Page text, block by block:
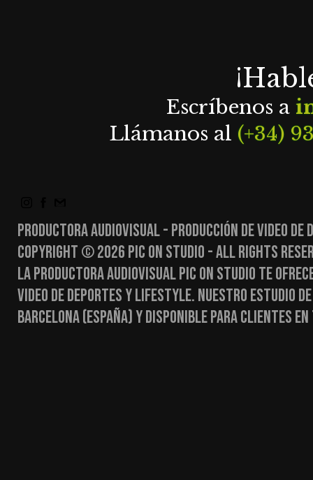
Escríbenos a
Llámanos al (+34)
PRODUCTORA AUDIOVISUAL - PRODUCCIÓN DE VIDEO
COPYRIGHT © 2026 PIC ON STUDIO - ALL RIGHTS
LA PRODUCTORA AUDIOVISUAL PIC ON STUDIO TE
VIDEO DE DEPORTES Y LIFESTYLE. NUESTRO ESTUDIO
BARCELONA (ESPAÑA) Y DISPONIBLE PARA CLIENTES